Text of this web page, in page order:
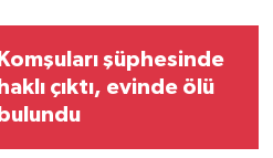
Komşuları şüphesinde
haklı çıktı, evinde ölü
bulundu